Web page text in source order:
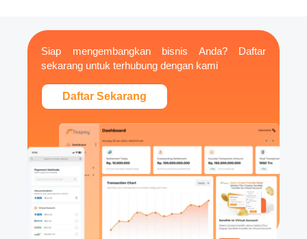
Siap mengembangkan bisnis Anda? Daftar
sekarang untuk terhubung dengan kami
Daftar Sekarang